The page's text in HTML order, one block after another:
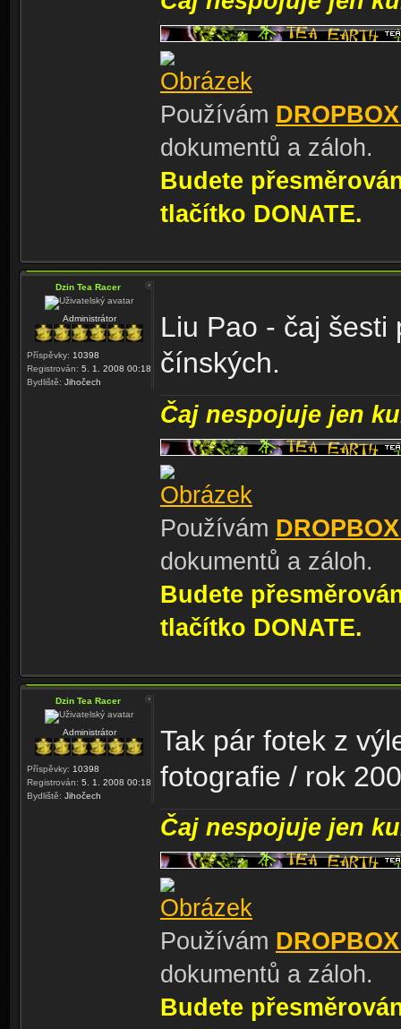
Používám
dokumentů a záloh.
Budete
tlačítko DONATE.
Dzin Tea Racer
Administrátor
Příspěvky: 10398
Registrován: 5. 1. 2008 00:18
Bydliště: Jihočech
Liu Pao - čaj šesti
čínských.
Čaj nespojuje jen
Používám
dokumentů a záloh.
Budete
tlačítko DONATE.
Dzin Tea Racer
Administrátor
Příspěvky: 10398
Registrován: 5. 1. 2008 00:18
Bydliště: Jihočech
Tak pár fotek z
fotografie / rok
Čaj nespojuje jen
Používám
dokumentů a záloh.
Budete